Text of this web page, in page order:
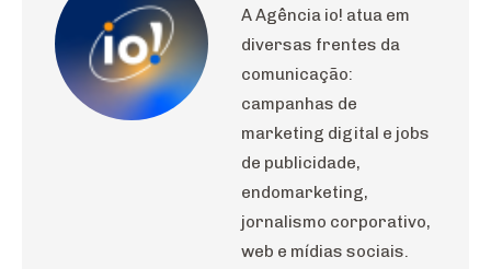
A Agência io! atua em
diversas frentes da
comunicação:
campanhas de
marketing digital e jobs
de publicidade,
endomarketing,
jornalismo corporativo,
web e mídias sociais.